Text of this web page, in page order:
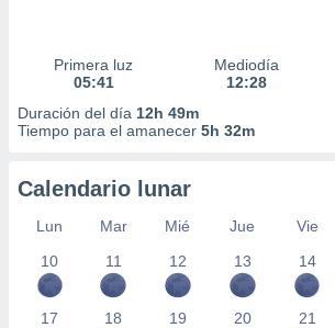
Primera luz
05:41
Mediodía
12:28
Duración del día 12h 49m
Tiempo para el amanecer 5h 32m
Calendario lunar
Lun Mar Mié Jue Vie
10
11 12 13 14
17 18 19 20 21